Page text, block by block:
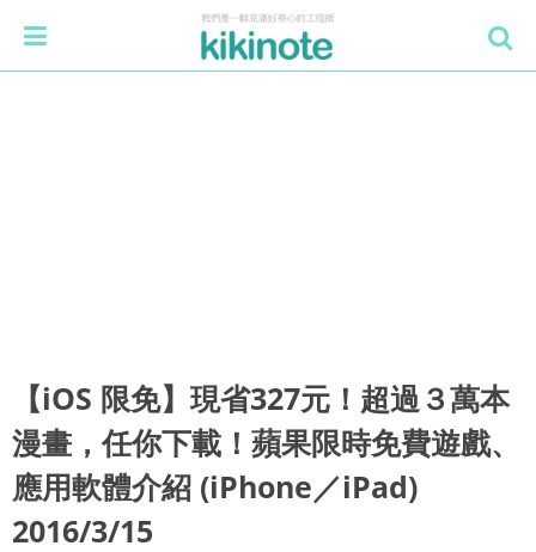
【iOS 限免】現省327元！超過３萬本
漫畫，任你下載！蘋果限時免費遊戲、
應用軟體介紹 (iPhone／iPad)
2016/3/15